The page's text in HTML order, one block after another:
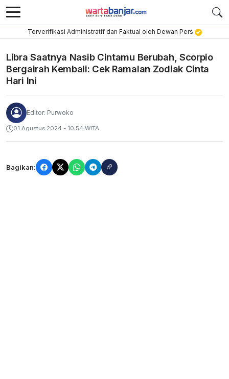
Terverifikasi Administratif dan Faktual oleh Dewan Pers
Libra Saatnya Nasib Cintamu Berubah, Scorpio
Bergairah Kembali: Cek Ramalan Zodiak Cinta
Hari Ini
Editor: Purwoko
01 Agustus 2024 - 10:54 WITA
Bagikan: